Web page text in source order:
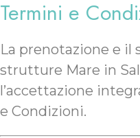
Termini e
La prenotazione e il
strutture Mare in
l’accettazione
e Condizioni.